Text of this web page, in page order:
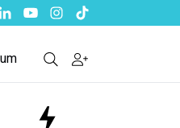
YoutubeInstagram
Tiktok